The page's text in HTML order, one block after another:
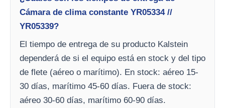
Cámara de clima constante YR05334 //
YR05339?
El tiempo de entrega de su producto Kalstein
dependerá de si el equipo está en stock y del tipo
de flete (aéreo o marítimo). En stock: aéreo 15-
30 días, marítimo 45-60 días. Fuera de stock:
aéreo 30-60 días, marítimo 60-90 días.